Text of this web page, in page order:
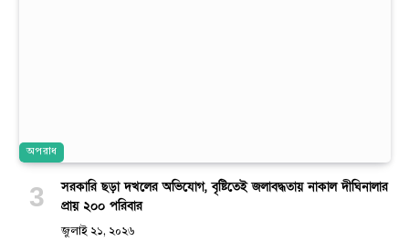
অপরাধ
সরকারি ছড়া দখলের অভিযোগ, বৃষ্টিতেই জলাবদ্ধতায় নাকাল দীঘিনালার
প্রায় ২০০ পরিবার
জুলাই ২১, ২০২৬